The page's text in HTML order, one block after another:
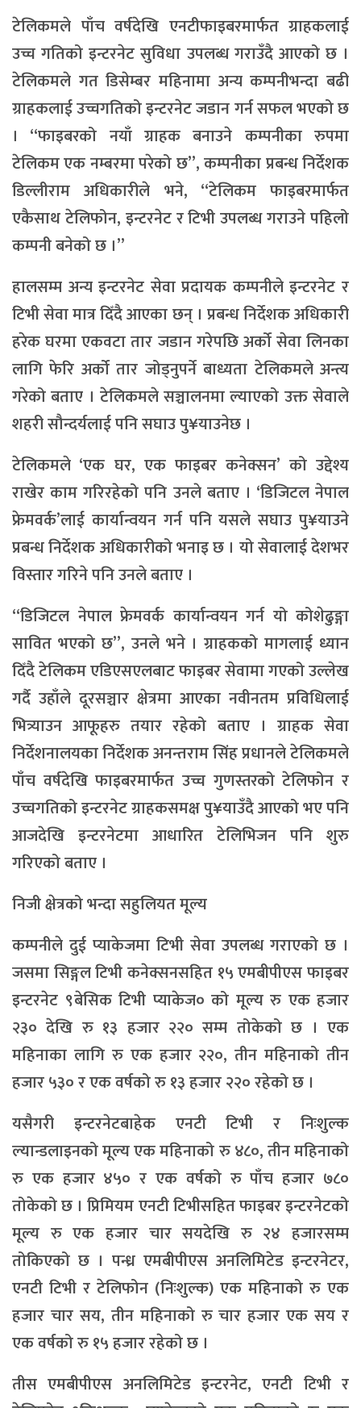
टेलिकमले पाँच वर्षदेखि एनटीफाइबरमार्फत ग्राहकलाई
उच्च गतिको इन्टरनेट सुविधा उपलब्ध गराउँदै आएको छ ।
टेलिकमले गत डिसेम्बर महिनामा अन्य कम्पनीभन्दा बढी
ग्राहकलाई उच्चगतिको इन्टरनेट जडान गर्न सफल भएको छ
। “फाइबरको नयाँ ग्राहक बनाउने कम्पनीका रुपमा
टेलिकम एक नम्बरमा परेको छ”, कम्पनीका प्रबन्ध निर्देशक
डिल्लीराम अधिकारीले भने, “टेलिकम फाइबरमार्फत
एकैसाथ टेलिफोन, इन्टरनेट र टिभी उपलब्ध गराउने पहिलो
कम्पनी बनेको छ ।”
हालसम्म अन्य इन्टरनेट सेवा प्रदायक कम्पनीले इन्टरनेट र
टिभी सेवा मात्र दिँदै आएका छन् । प्रबन्ध निर्देशक अधिकारी
हरेक घरमा एकवटा तार जडान गरेपछि अर्को सेवा लिनका
लागि फेरि अर्को तार जोड्नुपर्ने बाध्यता टेलिकमले अन्त्य
गरेको बताए । टेलिकमले सञ्चालनमा ल्याएको उक्त सेवाले
शहरी सौन्दर्यलाई पनि सघाउ पु¥याउनेछ ।
टेलिकमले ‘एक घर, एक फाइबर कनेक्सन’ को उद्देश्य
राखेर काम गरिरहेको पनि उनले बताए । ‘डिजिटल नेपाल
फ्रेमवर्क’लाई कार्यान्वयन गर्न पनि यसले सघाउ पु¥याउने
प्रबन्ध निर्देशक अधिकारीको भनाइ छ । यो सेवालाई देशभर
विस्तार गरिने पनि उनले बताए ।
“डिजिटल नेपाल फ्रेमवर्क कार्यान्वयन गर्न यो कोशेढुङ्गा
सावित भएको छ”, उनले भने । ग्राहकको मागलाई ध्यान
दिँदै टेलिकम एडिएसएलबाट फाइबर सेवामा गएको उल्लेख
गर्दै उहाँले दूरसञ्चार क्षेत्रमा आएका नवीनतम प्रविधिलाई
भित्र्याउन आफूहरु तयार रहेको बताए । ग्राहक सेवा
निर्देशनालयका निर्देशक अनन्तराम सिंह प्रधानले टेलिकमले
पाँच वर्षदेखि फाइबरमार्फत उच्च गुणस्तरको टेलिफोन र
उच्चगतिको इन्टरनेट ग्राहकसमक्ष पु¥याउँदै आएको भए पनि
आजदेखि इन्टरनेटमा आधारित टेलिभिजन पनि शुरु
गरिएको बताए ।
निजी क्षेत्रको भन्दा सहुलियत मूल्य
कम्पनीले दुई प्याकेजमा टिभी सेवा उपलब्ध गराएको छ ।
जसमा सिङ्गल टिभी कनेक्सनसहित १५ एमबीपीएस फाइबर
इन्टरनेट ९बेसिक टिभी प्याकेज० को मूल्य रु एक हजार
२३० देखि रु १३ हजार २२० सम्म तोकेको छ । एक
महिनाका लागि रु एक हजार २२०, तीन महिनाको तीन
हजार ५३० र एक वर्षको रु १३ हजार २२० रहेको छ ।
यसैगरी इन्टरनेटबाहेक एनटी टिभी र निःशुल्क
ल्यान्डलाइनको मूल्य एक महिनाको रु ४८०, तीन महिनाको
रु एक हजार ४५० र एक वर्षको रु पाँच हजार ७८०
तोकेको छ । प्रिमियम एनटी टिभीसहित फाइबर इन्टरनेटको
मूल्य रु एक हजार चार सयदेखि रु २४ हजारसम्म
तोकिएको छ । पन्ध्र एमबीपीएस अनलिमिटेड इन्टरनेटर,
एनटी टिभी र टेलिफोन (निःशुल्क) एक महिनाको रु एक
हजार चार सय, तीन महिनाको रु चार हजार एक सय र
एक वर्षको रु १५ हजार रहेको छ ।
तीस एमबीपीएस अनलिमिटेड इन्टरनेट, एनटी टिभी र